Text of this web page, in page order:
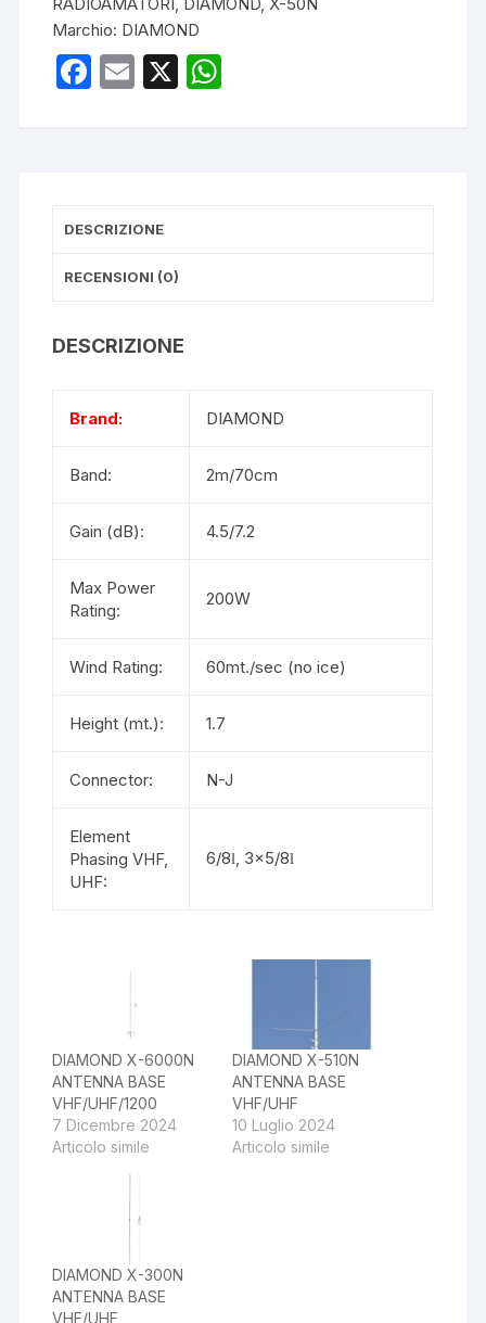
VHF/UHF
quantità
Marchio: DIAMOND
F
o
o
E
X
DESCRIZIONE
RECENSIONI (0)
DESCRIZIONE
Brand: DIAMOND
Band: 2m/70cm
Gain (dB): 4.5/7.2
Max Power
Rating:
200W
Wind Rating: 60mt./sec (no ice)
Height (mt.): 1.7
Connector: N-J
Element
Phasing VHF,
UHF:
6/8l , 3×5/8l
DIAMOND X-6000N
ANTENNA BASE
VHF/UHF/1200
7 Dicembre 2024
Articolo simile
DIAMOND X-510N
ANTENNA BASE
VHF/UHF
10 Luglio 2024
Articolo simile
DIAMOND X-300N
ANTENNA BASE
VHF/UHF